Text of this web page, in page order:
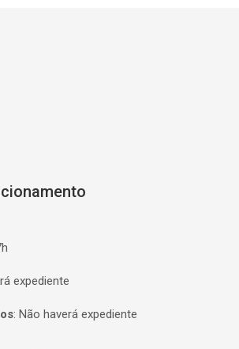
expediente
: Não haverá expediente